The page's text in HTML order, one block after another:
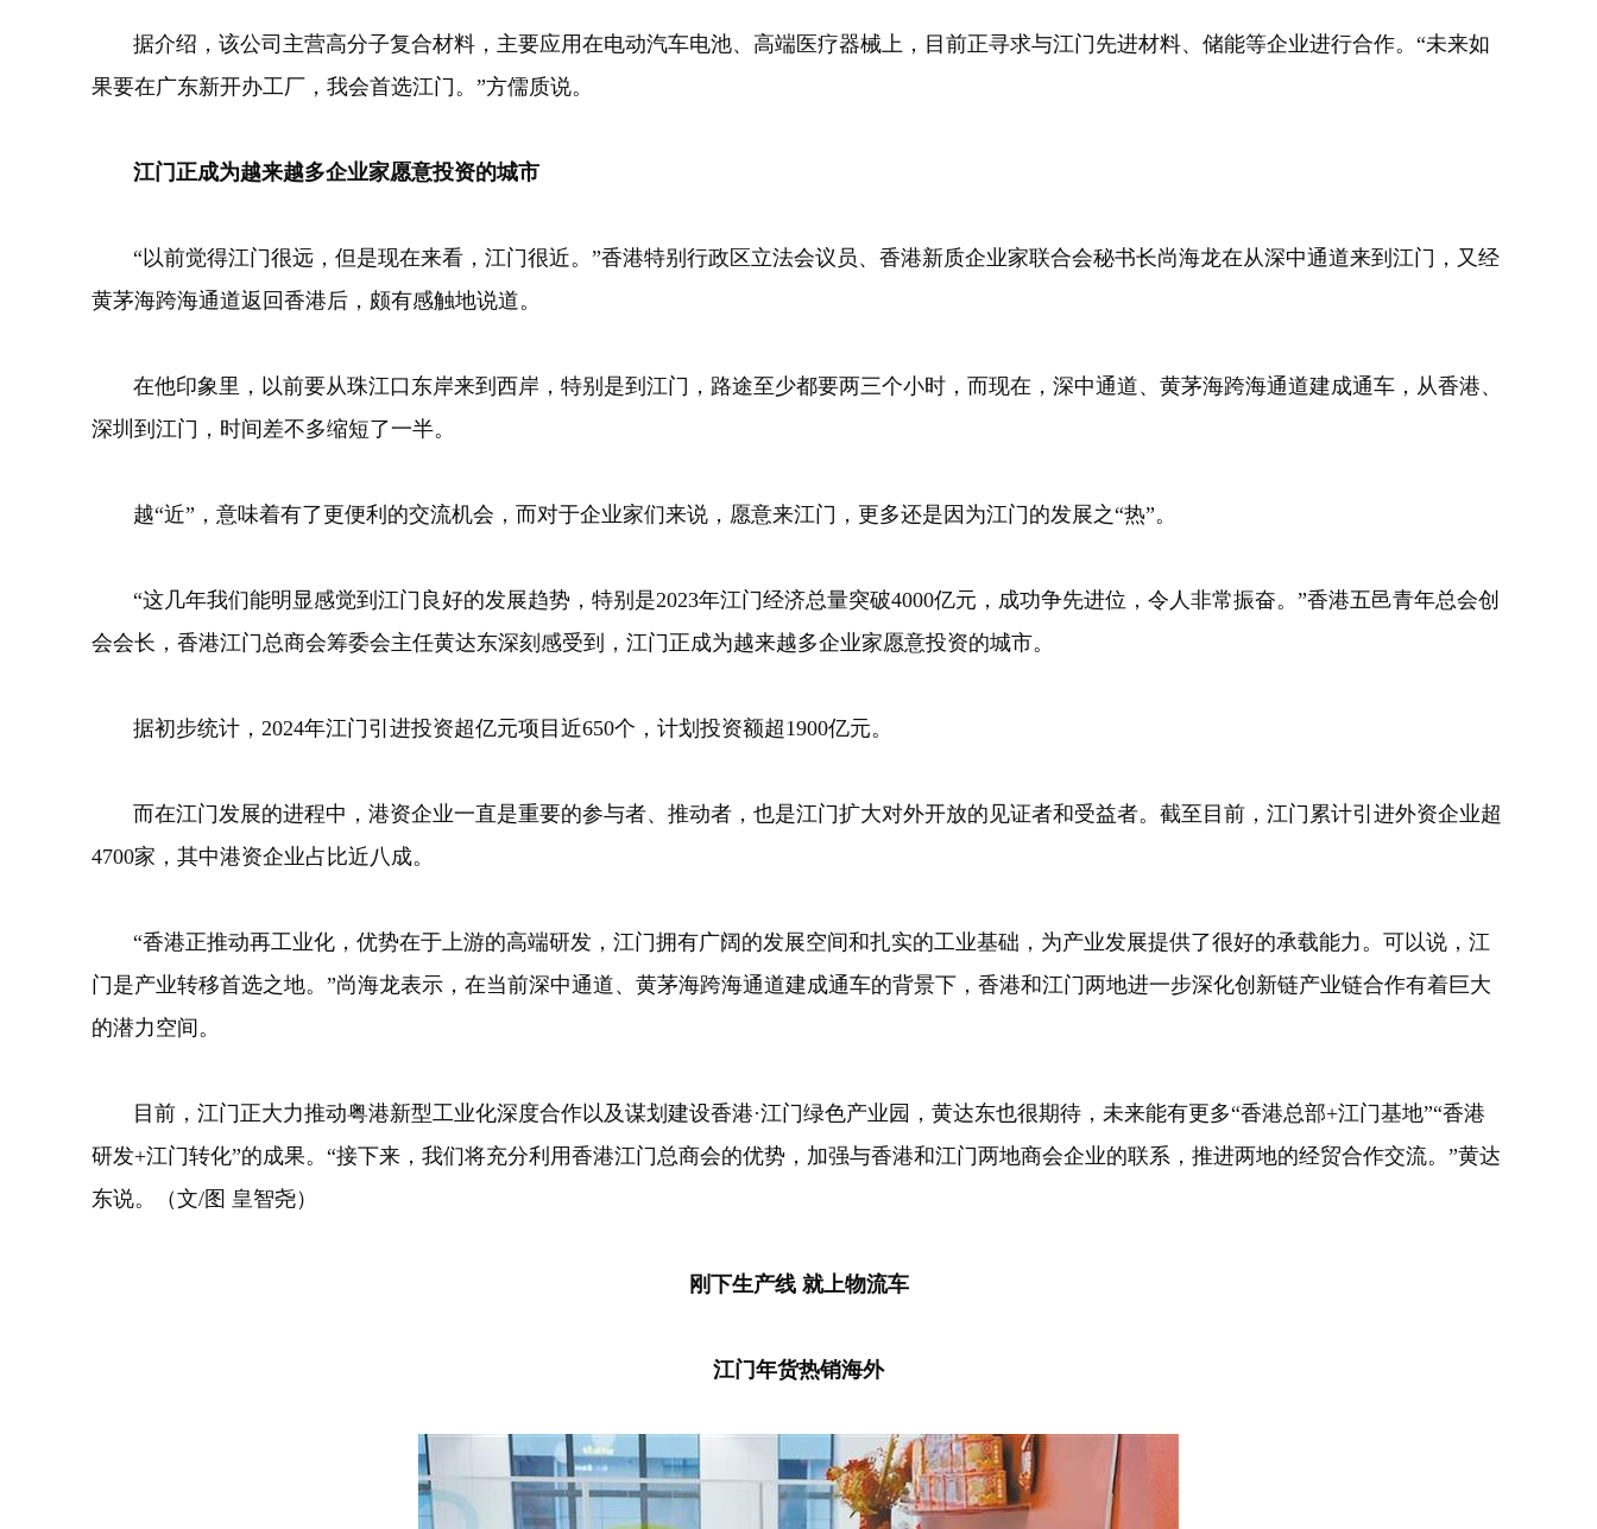
据介绍，该公司主营高分子复合材料，主要应用在电动汽车电池、高端医疗器械上，目前正寻求与江门先进材料、储能等企业进行合作。“未来如
果要在广东新开办工厂，我会首选江门。”方儒质说。
江门正成为越来越多企业家愿意投资的城市
“以前觉得江门很远，但是现在来看，江门很近。”香港特别行政区立法会议员、香港新质企业家联合会秘书长尚海龙在从深中通道来到江门，又经
黄茅海跨海通道返回香港后，颇有感触地说道。
在他印象里，以前要从珠江口东岸来到西岸，特别是到江门，路途至少都要两三个小时，而现在，深中通道、黄茅海跨海通道建成通车，从香港、
深圳到江门，时间差不多缩短了一半。
越“近”，意味着有了更便利的交流机会，而对于企业家们来说，愿意来江门，更多还是因为江门的发展之“热”。
“这几年我们能明显感觉到江门良好的发展趋势，特别是2023年江门经济总量突破4000亿元，成功争先进位，令人非常振奋。”香港五邑青年总会创
会会长，香港江门总商会筹委会主任黄达东深刻感受到，江门正成为越来越多企业家愿意投资的城市。
据初步统计，2024年江门引进投资超亿元项目近650个，计划投资额超1900亿元。
而在江门发展的进程中，港资企业一直是重要的参与者、推动者，也是江门扩大对外开放的见证者和受益者。截至目前，江门累计引进外资企业超
4700家，其中港资企业占比近八成。
“香港正推动再工业化，优势在于上游的高端研发，江门拥有广阔的发展空间和扎实的工业基础，为产业发展提供了很好的承载能力。可以说，江
门是产业转移首选之地。”尚海龙表示，在当前深中通道、黄茅海跨海通道建成通车的背景下，香港和江门两地进一步深化创新链产业链合作有着巨大
的潜力空间。
目前，江门正大力推动粤港新型工业化深度合作以及谋划建设香港·江门绿色产业园，黄达东也很期待，未来能有更多“香港总部+江门基地”“香港
研发+江门转化”的成果。“接下来，我们将充分利用香港江门总商会的优势，加强与香港和江门两地商会企业的联系，推进两地的经贸合作交流。”黄达
东说。（文/图 皇智尧）
刚下生产线 就上物流车
江门年货热销海外